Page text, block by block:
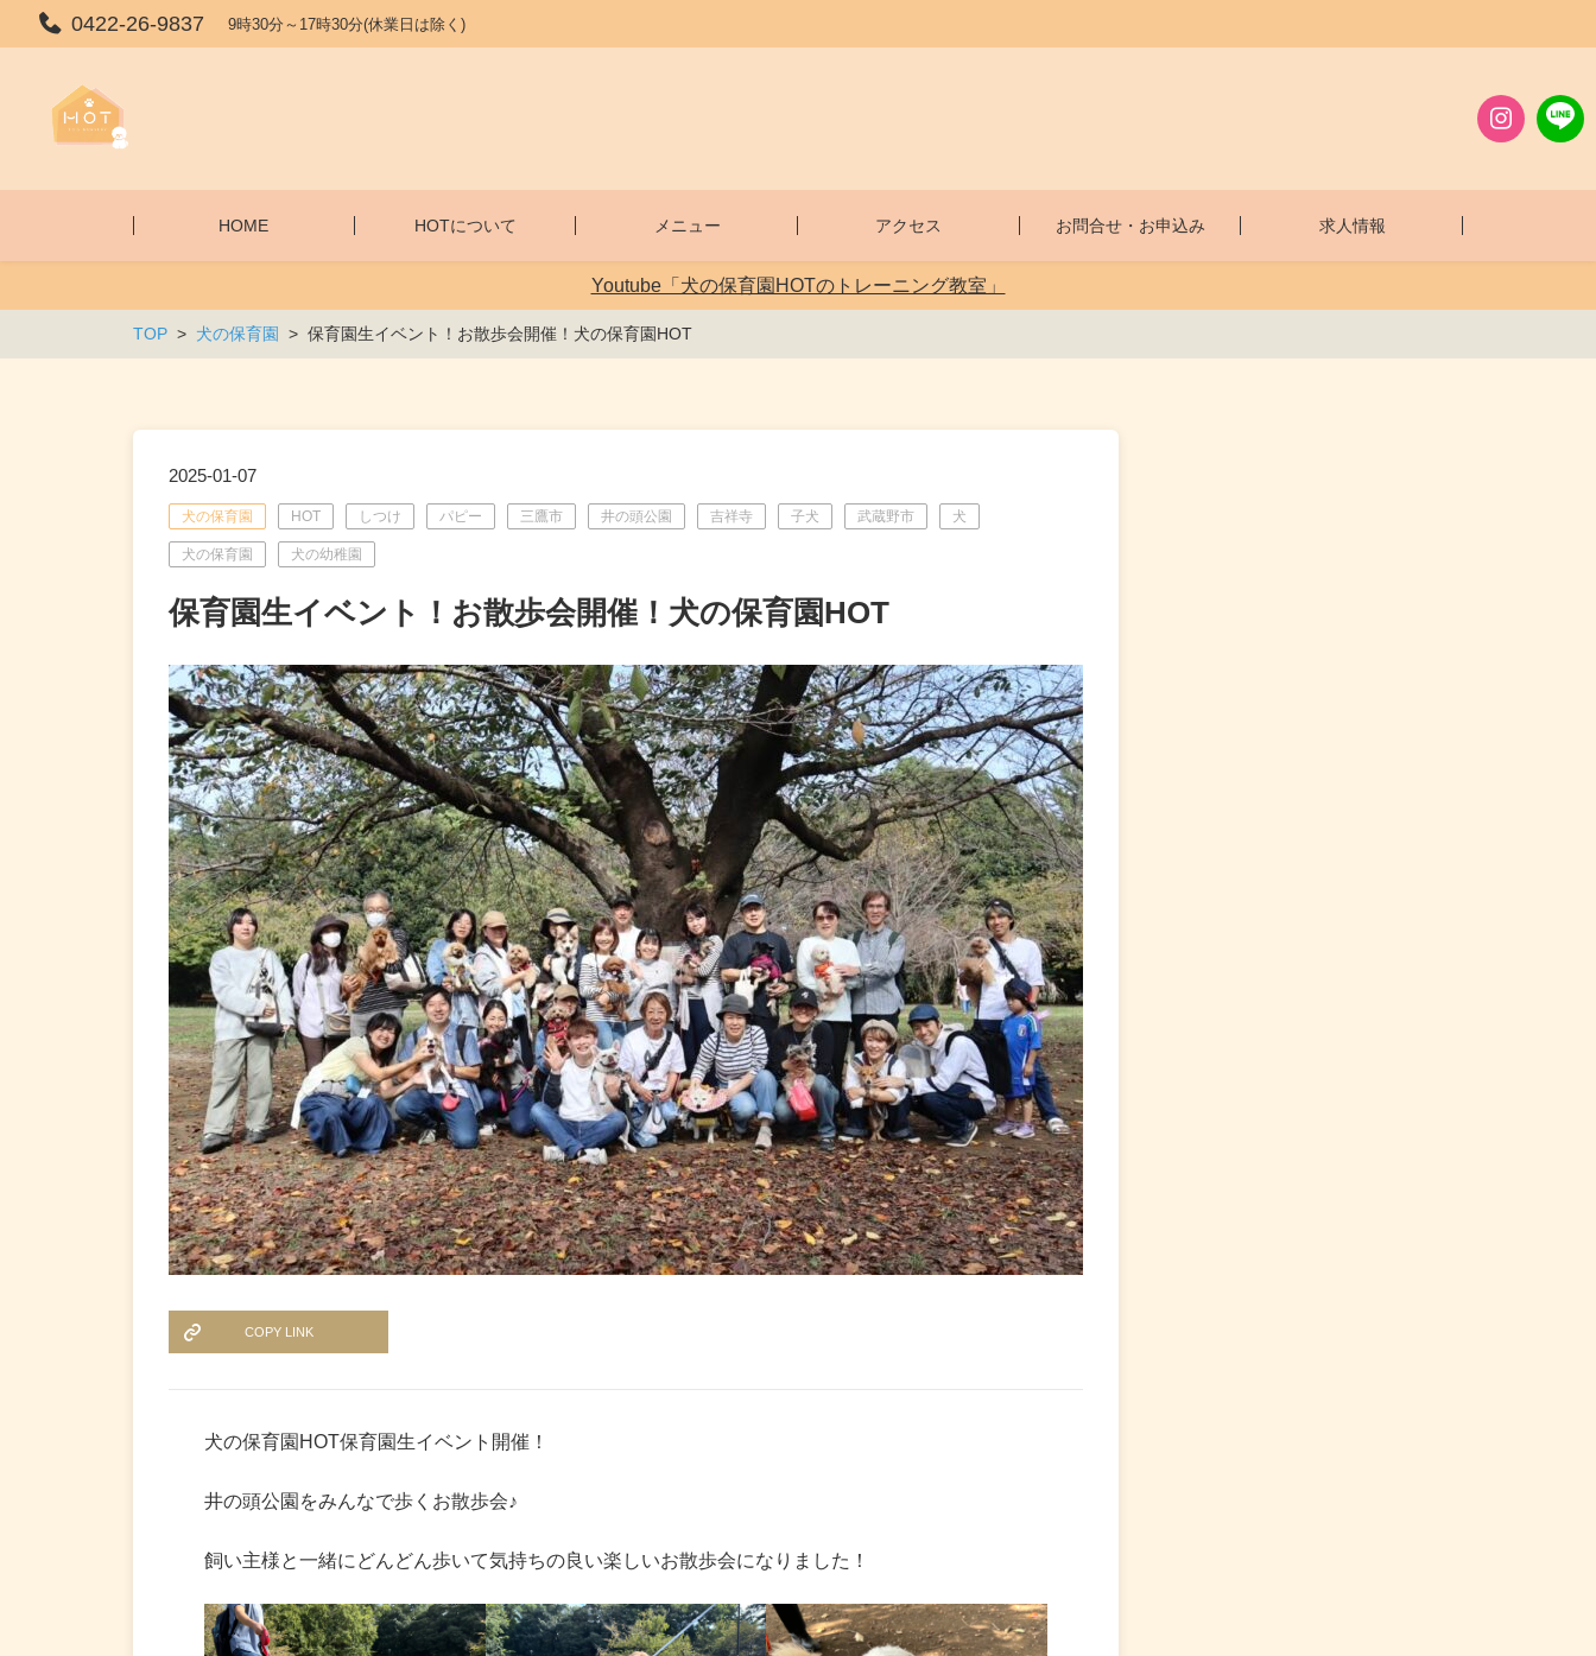
0422-26-9837 9時30分～17時30分(休業日は除く)
HOME HOTについて メニュー アクセス お問合せ・お申込み 求人情報
Youtube「犬の保育園HOTのトレーニング教室」
TOP 犬の保育園 保育園生イベント！お散歩会開催！犬の保育園HOT
2025-01-07
犬の保育園 HOT しつけ パピー 三鷹市 井の頭公園 吉祥寺 子犬 武蔵野市 犬
犬の保育園 犬の幼稚園
保育園生イベント！お散歩会開催！犬の保育園HOT
COPY LINK
犬の保育園HOT保育園生イベント開催！
井の頭公園をみんなで歩くお散歩会♪
飼い主様と一緒にどんどん歩いて気持ちの良い楽しいお散歩会になりました！